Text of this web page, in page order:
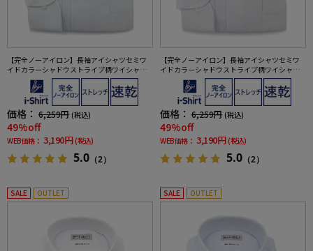
【完全ノーアイロン】長袖アイシャツセミワ
イドカラーシャドウストライプ柄ワイシャツi-
shirt通年
価格： 6,259円 (税込)
49%off
WEB価格： 3,190円 (税込)
5.0 （2）
【完全ノーアイロン】長袖アイシャツセミワ
イドカラーシャドウストライプ柄ワイシャツi-
shirt通年
価格： 6,259円 (税込)
49%off
WEB価格： 3,190円 (税込)
5.0 （2）
SALE OUTLET SALE OUTLET